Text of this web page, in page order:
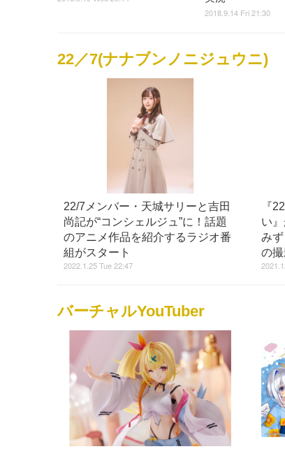
2018.9.14 Fri 21:30
22／7(ナナブンノニジュウニ)
22/7メンバー・天城サリーと吉田
尚記が“コンシェルジュ”に！話題
のアニメ作品を紹介するラジオ番
組がスタート
2022.1.25 Tue 22:47
『
い
み
の
バーチャルYouTuber